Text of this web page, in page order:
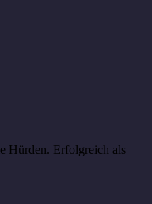
Hürden. Erfolgreich als